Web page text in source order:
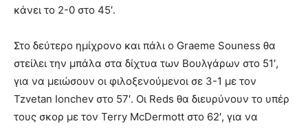
κάνει το 2-0 στο 45′.
Στο δεύτερο ημίχρονο και πάλι ο Graeme Souness θα
στείλει την μπάλα στα δίχτυα των Βουλγάρων στο 51′,
για να μειώσουν οι φιλοξενούμενοι σε 3-1 με τον
Tzvetan Ionchev στο 57′. Οι Reds θα διευρύνουν το υπέρ
τους σκορ με τον Terry McDermott στο 62′, για να